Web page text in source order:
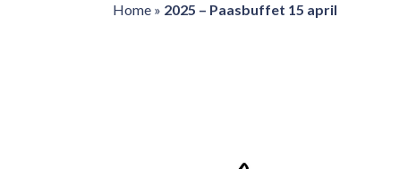
Home» 2025 – Paasbuffet 15 april